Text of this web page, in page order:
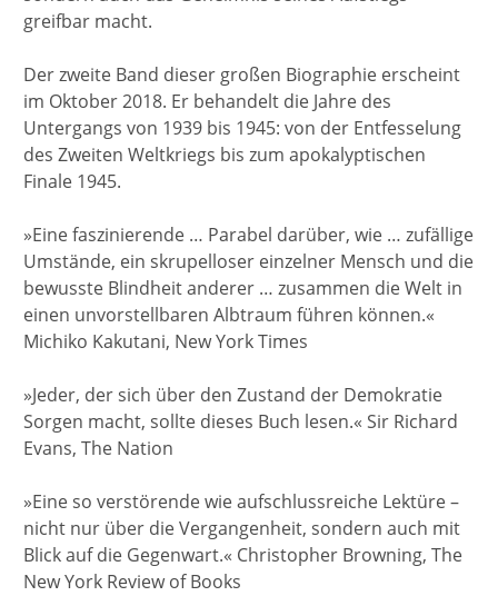
greifbar macht.
Der zweite Band dieser großen Biographie erscheint
im Oktober 2018. Er behandelt die Jahre des
Untergangs von 1939 bis 1945: von der Entfesselung
des Zweiten Weltkriegs bis zum apokalyptischen
Finale 1945.
»Eine faszinierende … Parabel darüber, wie … zufällige
Umstände, ein skrupelloser einzelner Mensch und die
bewusste Blindheit anderer … zusammen die Welt in
einen unvorstellbaren Albtraum führen können.«
Michiko Kakutani, New York Times
»Jeder, der sich über den Zustand der Demokratie
Sorgen macht, sollte dieses Buch lesen.« Sir Richard
Evans, The Nation
»Eine so verstörende wie aufschlussreiche Lektüre –
nicht nur über die Vergangenheit, sondern auch mit
Blick auf die Gegenwart.« Christopher Browning, The
New York Review of Books